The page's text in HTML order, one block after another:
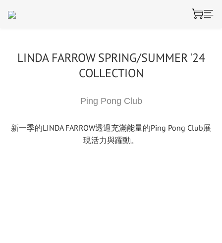
LINDA FARROW SPRING/SUMMER '24
COLLECTION
Ping Pong Club
新一季的LINDA FARROW透過充滿能量的Ping Pong Club展
現活力與躍動。